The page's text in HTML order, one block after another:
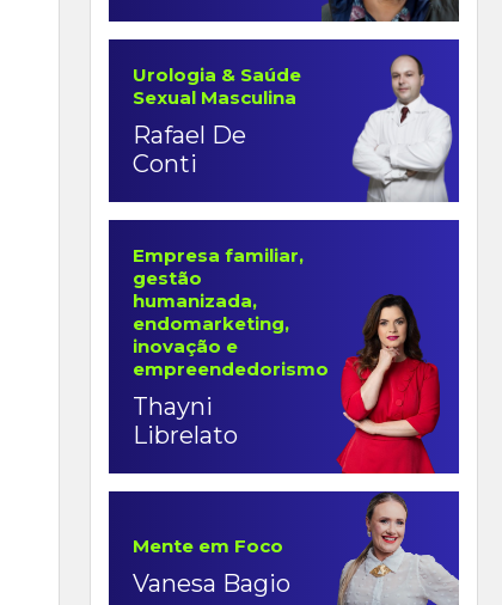
Urologia & Saúde
Sexual Masculina
Rafael De
Conti
Empresa familiar,
gestão
humanizada,
endomarketing,
inovação e
empreendedorismo
Thayni
Librelato
Mente em Foco
Vanesa Bagio